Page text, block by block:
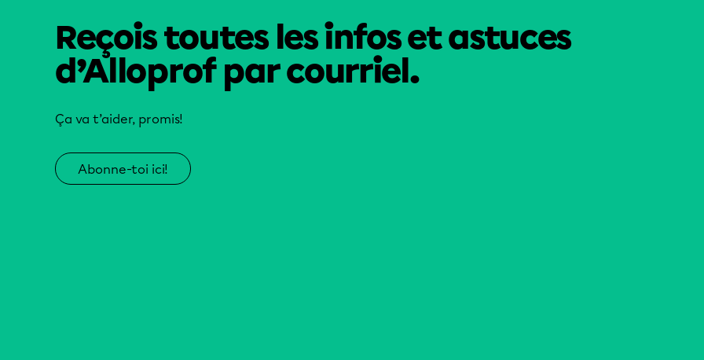
Reçois toutes les infos et astuces
d’Alloprof par courriel.
Ça va t’aider, promis!
Abonne-toi ici!